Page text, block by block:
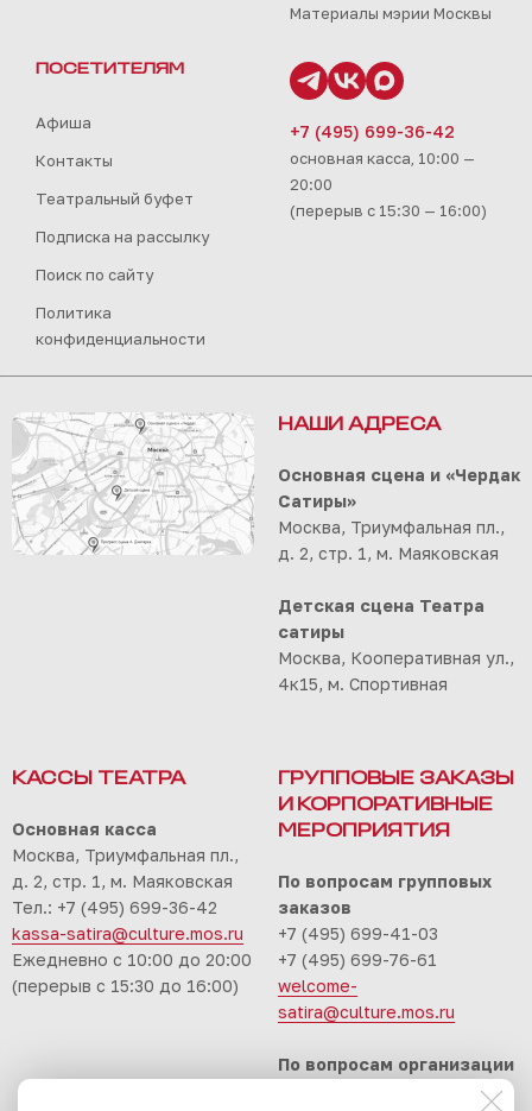
Материалы мэрии Москвы
ПОСЕТИТЕЛЯМ
Афиша
Контакты
Театральный буфет
Подписка на рассылку
Поиск по сайту
Политика
конфиденциальности
+7 (495) 699-36-42
основная касса, 10:00 —
20:00
(перерыв с 15:30 — 16:00)
НАШИ АДРЕСА
Основная сцена и «Чердак
Сатиры»
Москва, Триумфальная пл.,
д. 2, стр. 1, м. Маяковская
Детская сцена Театра
сатиры
Москва, Кооперативная ул.,
4к15, м. Спортивная
КАССЫ ТЕАТРА
Основная касса
Москва, Триумфальная пл.,
д. 2, стр. 1, м. Маяковская
Тел.: +7 (495) 699-36-42
kassa-satira@culture.mos.ru
Ежедневно с 10:00 до 20:00
(перерыв с 15:30 до 16:00)
ГРУППОВЫЕ ЗАКАЗЫ
И КОРПОРАТИВНЫЕ
МЕРОПРИЯТИЯ
По вопросам групповых
заказов
+7 (495) 699-41-03
+7 (495) 699-76-61
welcome-
satira@culture.mos.ru
По вопросам организации